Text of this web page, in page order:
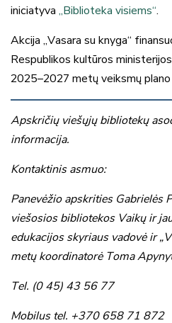
iniciatyva „Biblioteka visiems“.
Akcija „Vasara su knyga“
Respublikos kultūros
2025–2027 metų veiksmų plano
Apskričių viešųjų bibliotekų
informacija.
Kontaktinis asmuo:
Panevėžio apskrities Gabrielės
viešosios bibliotekos Vaikų ir
edukacijos skyriaus vadovė ir
metų koordinatorė Toma
Tel. (0 45) 43 56 77
Mobilus tel. +370 658 71 872